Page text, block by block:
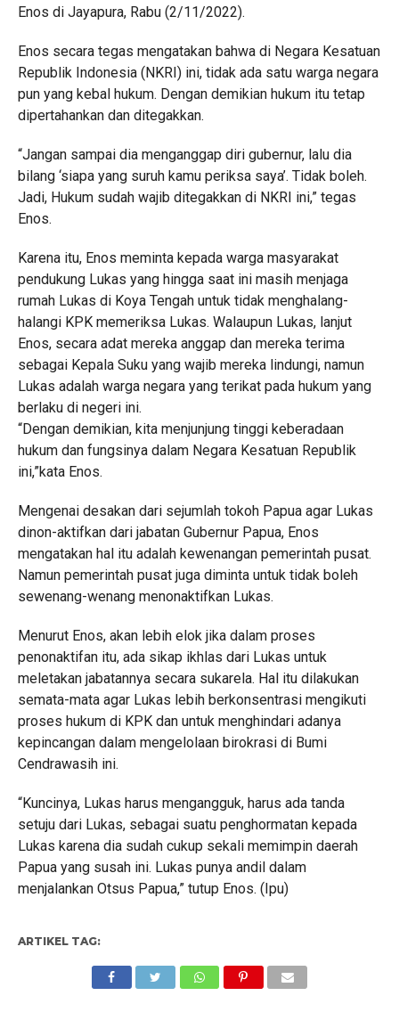
Enos di Jayapura, Rabu (2/11/2022).
Enos secara tegas mengatakan bahwa di Negara Kesatuan
Republik Indonesia (NKRI) ini, tidak ada satu warga negara
pun yang kebal hukum. Dengan demikian hukum itu tetap
dipertahankan dan ditegakkan.
“Jangan sampai dia menganggap diri gubernur, lalu dia
bilang ‘siapa yang suruh kamu periksa saya’. Tidak boleh.
Jadi, Hukum sudah wajib ditegakkan di NKRI ini,” tegas
Enos.
Karena itu, Enos meminta kepada warga masyarakat
pendukung Lukas yang hingga saat ini masih menjaga
rumah Lukas di Koya Tengah untuk tidak menghalang-
halangi KPK memeriksa Lukas. Walaupun Lukas, lanjut
Enos, secara adat mereka anggap dan mereka terima
sebagai Kepala Suku yang wajib mereka lindungi, namun
Lukas adalah warga negara yang terikat pada hukum yang
berlaku di negeri ini.
“Dengan demikian, kita menjunjung tinggi keberadaan
hukum dan fungsinya dalam Negara Kesatuan Republik
ini,”kata Enos.
Mengenai desakan dari sejumlah tokoh Papua agar Lukas
dinon-aktifkan dari jabatan Gubernur Papua, Enos
mengatakan hal itu adalah kewenangan pemerintah pusat.
Namun pemerintah pusat juga diminta untuk tidak boleh
sewenang-wenang menonaktifkan Lukas.
Menurut Enos, akan lebih elok jika dalam proses
penonaktifan itu, ada sikap ikhlas dari Lukas untuk
meletakan jabatannya secara sukarela. Hal itu dilakukan
semata-mata agar Lukas lebih berkonsentrasi mengikuti
proses hukum di KPK dan untuk menghindari adanya
kepincangan dalam mengelolaan birokrasi di Bumi
Cendrawasih ini.
“Kuncinya, Lukas harus mengangguk, harus ada tanda
setuju dari Lukas, sebagai suatu penghormatan kepada
Lukas karena dia sudah cukup sekali memimpin daerah
Papua yang susah ini. Lukas punya andil dalam
menjalankan Otsus Papua,” tutup Enos. (Ipu)
ARTIKEL TAG: